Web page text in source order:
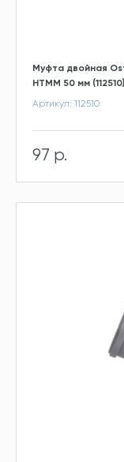
Муфта двойная
HTMM 50 мм (112510)
Артикул: 112510
97 р.